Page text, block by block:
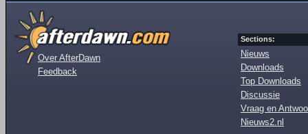
Over AfterDawn
Feedback
Sections:
Nieuws
Downloads
Top Downloads
Discussie
Vraag en
Nieuws2.nl